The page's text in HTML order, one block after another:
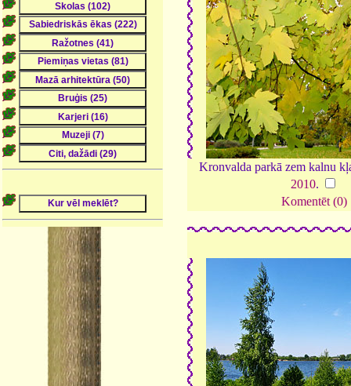
Kronvalda parkā zem kalnu
2010.
Komentēt (0)